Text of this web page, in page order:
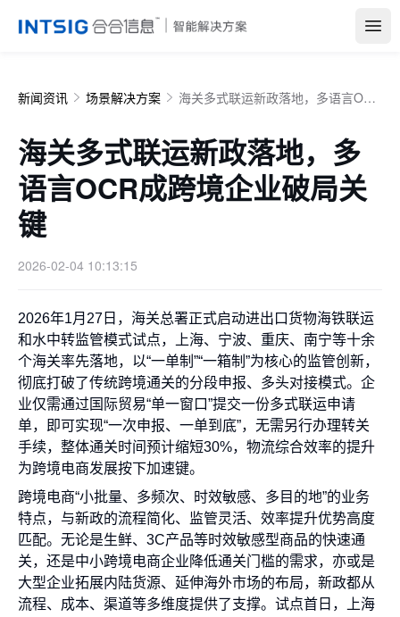
新闻资讯 场景解决方案 海关多式联运新政落地，多语言OCR成跨境企业破局关键
海关多式联运新政落地，多
语言OCR成跨境企业破局关
键
2026-02-04 10:13:15
2026年1月27日，海关总署正式启动进出口货物海铁联运
和水中转监管模式试点，上海、宁波、重庆、南宁等十余
个海关率先落地，以“一单制”“一箱制”为核心的监管创新，
彻底打破了传统跨境通关的分段申报、多头对接模式。企
业仅需通过国际贸易“单一窗口”提交一份多式联运申请
单，即可实现“一次申报、一单到底”，无需另行办理转关
手续，整体通关时间预计缩短30%，物流综合效率的提升
为跨境电商发展按下加速键。
跨境电商“小批量、多频次、时效敏感、多目的地”的业务
特点，与新政的流程简化、监管灵活、效率提升优势高度
匹配。无论是生鲜、3C产品等时效敏感型商品的快速通
关，还是中小跨境电商企业降低通关门槛的需求，亦或是
大型企业拓展内陆货源、延伸海外市场的布局，新政都从
流程、成本、渠道等多维度提供了支撑。试点首日，上海